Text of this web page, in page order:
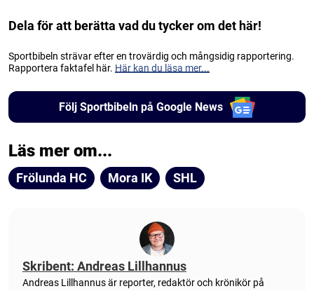
Dela för att berätta vad du tycker om det här!
Sportbibeln strävar efter en trovärdig och mångsidig rapportering.
Rapportera faktafel här. Här kan du läsa mer...
Följ Sportbibeln på Google News
Läs mer om...
Frölunda HC Mora IK SHL
Skribent: Andreas Lillhannus
Andreas Lillhannus är reporter, redaktör och krönikör på